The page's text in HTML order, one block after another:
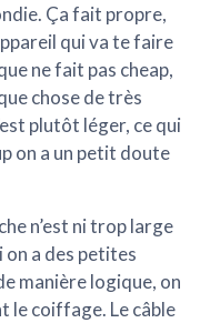
Ça fait propre,
qui va te faire
ne fait pas cheap,
chose de très
plutôt léger, ce qui
on a un petit doute
n’est ni trop large
on a des petites
manière logique, on
le coiffage. Le câble